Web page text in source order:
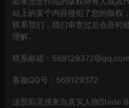
站上的某个内容侵犯了您的版权
联系我们，我们审查过后会及时
理解。
联系邮箱：569129372@qq.com
客服QQ号：569129372
这部剧灵感来自真实人物Stede